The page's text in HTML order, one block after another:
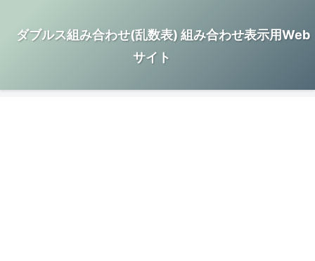
ダブルス組み合わせ(乱数表) 組み合わせ表示用Web
サイト